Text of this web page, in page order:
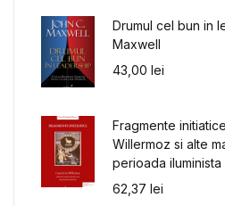
Drumul cel bun in
Maxwell
43,00 lei
Fragmente
Willermoz si alte
perioada iluminista
62,37 lei